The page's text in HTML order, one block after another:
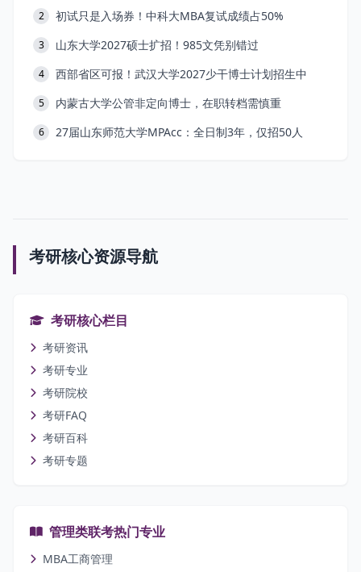
2 初试只是入场券！中科大MBA复试成绩占50%
3 山东大学2027硕士扩招！985文凭别错过
4 西部省区可报！武汉大学2027少干博士计划招生中
5 内蒙古大学公管非定向博士，在职转档需慎重
6 27届山东师范大学MPAcc：全日制3年，仅招50人
考研核心资源导航
考研核心栏目
考研资讯
考研专业
考研院校
考研FAQ
考研百科
考研专题
管理类联考热门专业
MBA工商管理